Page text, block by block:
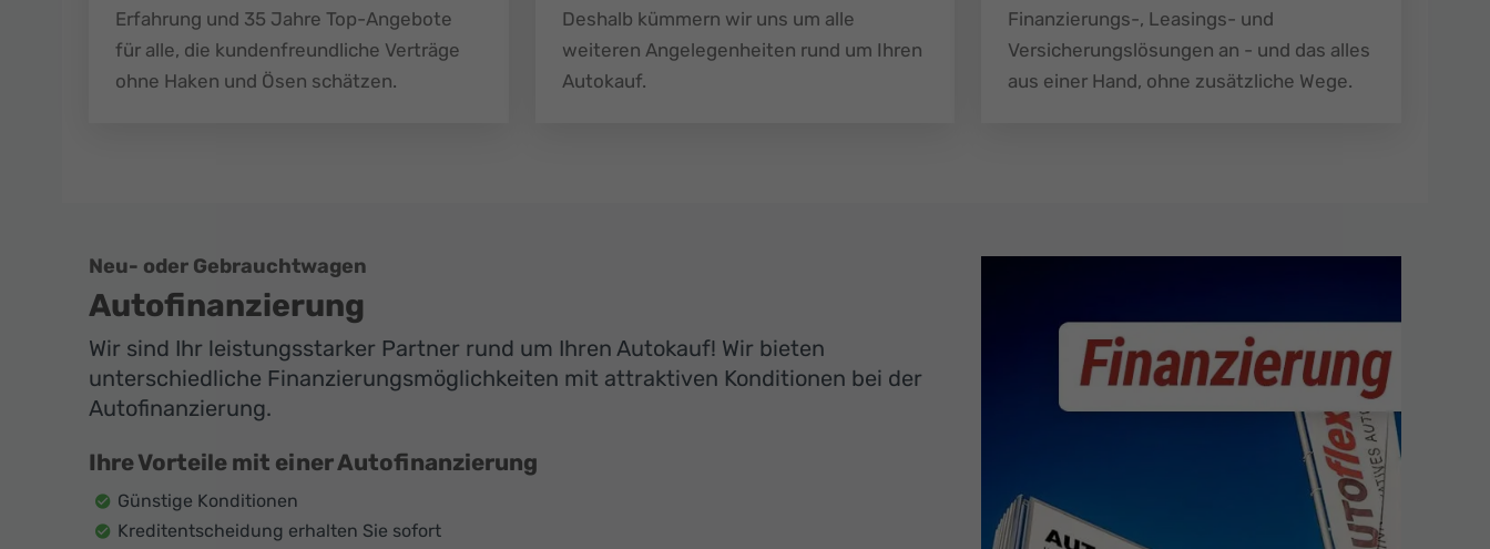
Erfahrung und 35 Jahre Top-Angebote
für alle, die kundenfreundliche Verträge
ohne Haken und Ösen schätzen.
Deshalb kümmern wir uns um alle
weiteren Angelegenheiten rund um Ihren
Autokauf.
Finanzierungs-, Leasings- und
Versicherungslösungen an - und das alles
aus einer Hand, ohne zusätzliche Wege.
Neu- oder Gebrauchtwagen
Autofinanzierung
Wir sind Ihr leistungsstarker Partner rund um Ihren Autokauf! Wir bieten
unterschiedliche Finanzierungsmöglichkeiten mit attraktiven Konditionen bei der
Autofinanzierung.
Ihre Vorteile mit einer Autofinanzierung
Günstige Konditionen
Kreditentscheidung erhalten Sie sofort